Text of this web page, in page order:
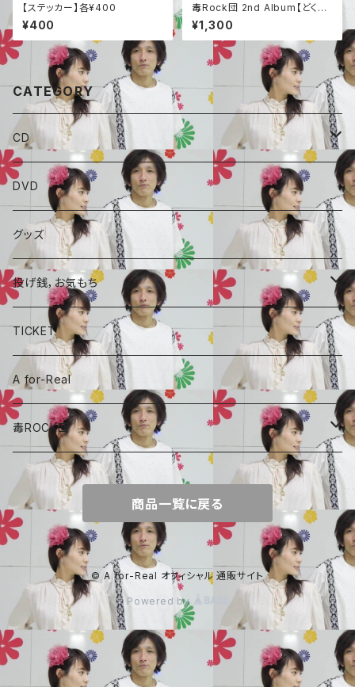
【ステッカー】各¥400
¥400
毒Rock団 2nd Album【どくろ
大サーカス】
¥1,300
CATEGORY
CD
ALBAUM
A for-Real
毒ROCK団
SINGLE
コラボCD
A for-Real
毒ROCK団
DVD
グッズ
投げ銭，お気もち
あやめちゃんおやつ
頑張れ、しょーちゃん
しょーちゃん、おやつ
TICKET
A for-Real
毒ROCK団
Album
商品一覧に戻る
© A for-Real オフィシャル 通販サイト
Powered by